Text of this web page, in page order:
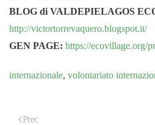
BLOG di VALDEPIELAGOS
http://victortorrevaquero.blogspot.it/
GEN PAGE: https://ecovillage.org/
internazionale, volontariato
Prec